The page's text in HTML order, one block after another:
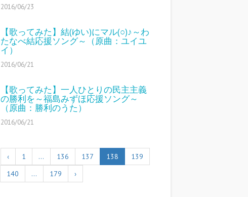
2016/06/23
【歌ってみた】結(ゆい)にマル(○)♪～わ
たなべ結応援ソング～（原曲：ユイユ
イ）
2016/06/21
【歌ってみた】一人ひとりの民主主義
の勝利を～福島みずほ応援ソング～
（原曲：勝利のうた）
2016/06/21
‹ 1 … 136 137 138
139
140
… 179 ›